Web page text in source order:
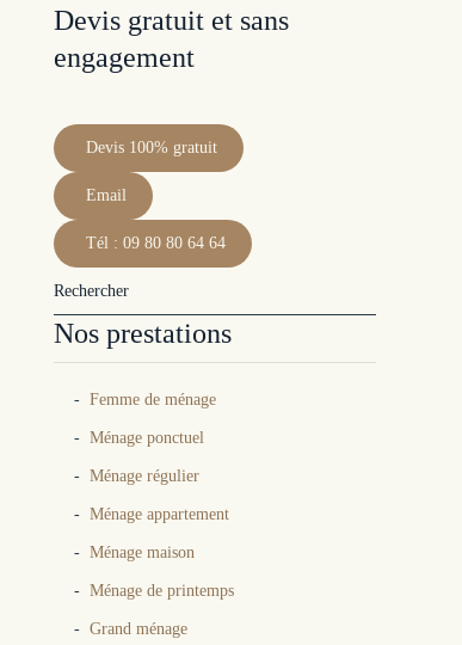
Devis gratuit et sans
engagement
Devis 100% gratuit
Email
Tél : 09 80 80 64 64
Nos prestations
Femme de ménage
Ménage ponctuel
Ménage régulier
Ménage appartement
Ménage maison
Ménage de printemps
Grand ménage